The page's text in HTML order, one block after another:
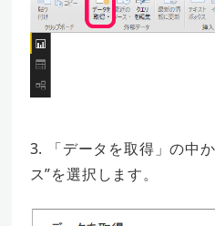
3. 「データを取得」の中
ス”を選択します。